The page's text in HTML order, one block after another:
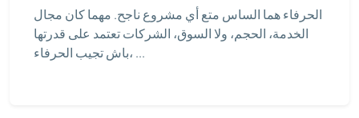
الحرفاء هما الساس متع أي مشروع ناجح. مهما كان مجال
الخدمة، الحجم، ولا السوق، الشركات تعتمد على قدرتها
باش تجيب الحرفاء، ...